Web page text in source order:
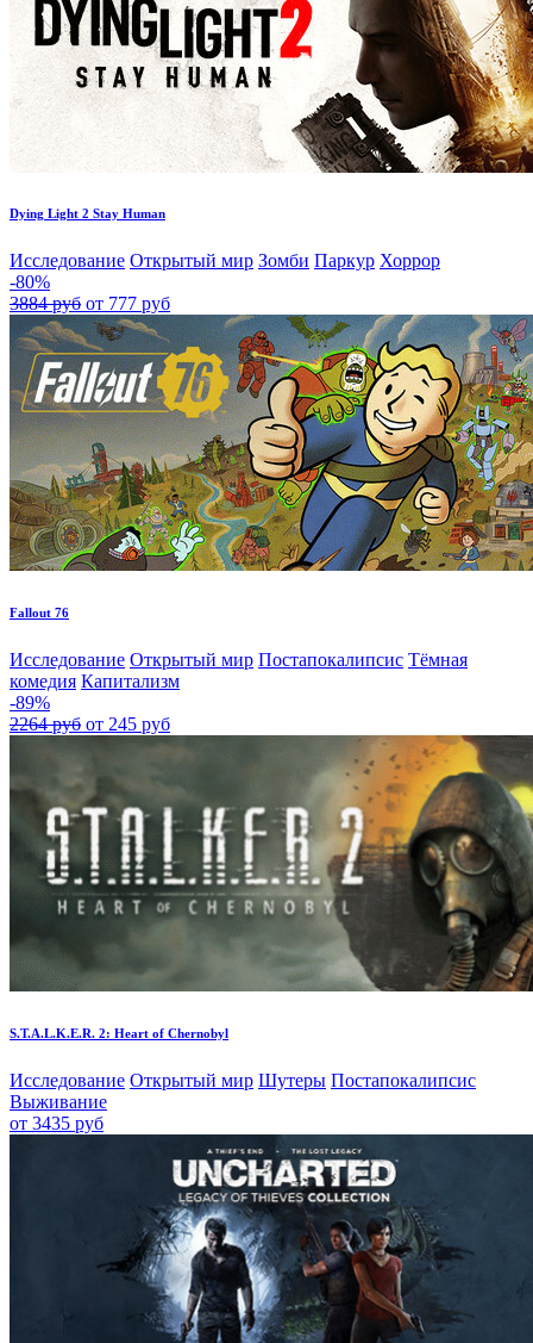
Dying Light 2 Stay Human
Исследование Открытый мир Зомби Паркур Хоррор
-80%
3884 руб от 777 руб
Fallout 76
Исследование Открытый мир Постапокалипсис Тёмная
комедия Капитализм
-89%
2264 руб от 245 руб
S.T.A.L.K.E.R. 2: Heart of Chernobyl
Исследование Открытый мир Шутеры Постапокалипсис
Выживание
от 3435 руб